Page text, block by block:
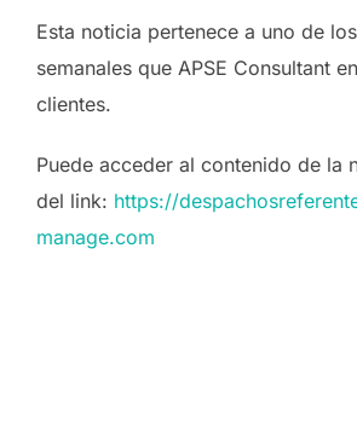
Esta noticia pertenece a uno de
semanales que APSE Consultant
clientes.
Puede acceder al contenido de la
del link: https://
manage.com